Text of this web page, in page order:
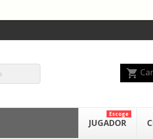
shopping_cart
JUGADOR
Escoge